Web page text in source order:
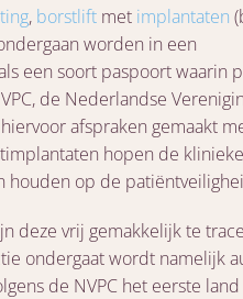
, borstlift met implantaten
worden in een
een soort paspoort waarin
de Nederlandse
afspraken gemaakt
hopen de
houden op de
deze vrij gemakkelijk te
ondergaat wordt namelijk
de NVPC het eerste